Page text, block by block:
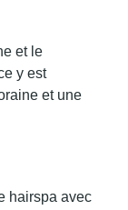
et le
y est
et une
hairspa avec